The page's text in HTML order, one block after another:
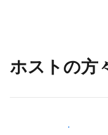
ホストの方
ホストとして登録す